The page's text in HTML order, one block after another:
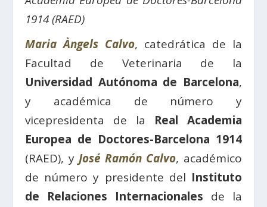
1914 (RAED)
Maria Àngels Calvo, catedrática de la
Facultad de Veterinaria de la
Universidad Autónoma de Barcelona,
y académica de número y
vicepresidenta de la Real Academia
Europea de Doctores-Barcelona 1914
(RAED), y José Ramón Calvo, académico
de número y presidente del Instituto
de Relaciones Internacionales de la